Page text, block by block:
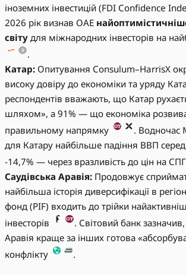
іноземних інвестицій (FDI Confidence
2026 рік визнав ОАЕ
світу для міжнародних інвесторів на
.
Катар: Опитування Consulum–HarrisX
високу довіру до економіки та уряду
респондентів вважають, що Катар
шляхом», а 91% — що економіка
правильному напрямку
. Водночас
для Катару найбільше падіння ВВП
-14,7% — через вразливість до цін на СПГ
Саудівська Аравія: Продовжує
найбільша історія диверсифікації в
фонд (PIF) входить до трійки
інвесторів
. Світовий банк
Аравія краще за інших готова
конфлікту
.